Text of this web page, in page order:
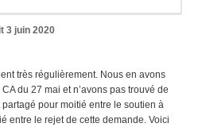
3 juin 2020
très régulièrement. Nous en avons
du 27 mai et n’avons pas trouvé de
pour moitié entre le soutien à
entre le rejet de cette demande. Voici